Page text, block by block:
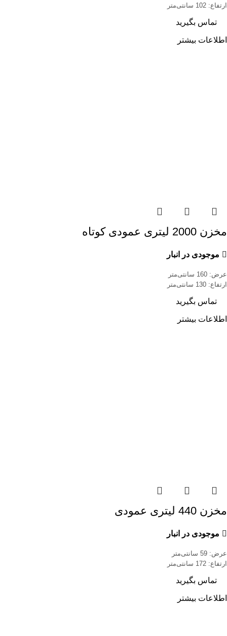
ارتفاع: 102 سانتی‌متر
تماس بگیرید
اطلاعات بیشتر
مخزن 2000 لیتری عمودی کوتاه
موجودی در انبار
عرض: 160 سانتی‌متر
ارتفاع: 130 سانتی‌متر
تماس بگیرید
اطلاعات بیشتر
مخزن 440 لیتری عمودی
موجودی در انبار
عرض: 59 سانتی‌متر
ارتفاع: 172 سانتی‌متر
تماس بگیرید
اطلاعات بیشتر